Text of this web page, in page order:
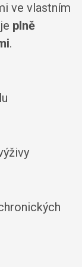
ve vlastním
plně
.